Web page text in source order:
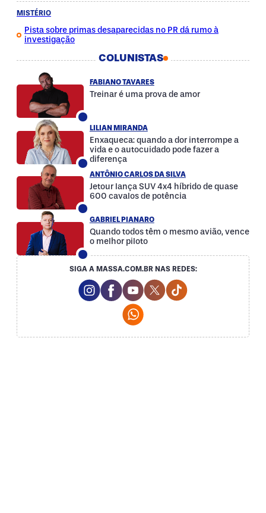
MISTÉRIO
Pista sobre primas desaparecidas no PR dá rumo à
investigação
COLUNISTAS
FABIANO TAVARES
Treinar é uma prova de amor
LILIAN MIRANDA
Enxaqueca: quando a dor interrompe a
vida e o autocuidado pode fazer a
diferença
ANTÔNIO CARLOS DA SILVA
Jetour lança SUV 4x4 híbrido de quase
600 cavalos de potência
GABRIEL PIANARO
Quando todos têm o mesmo avião, vence
o melhor piloto
SIGA A MASSA.COM.BR NAS REDES:
Instagram Social Media
Facebook Social Media
Youtube Social Media
Twitter Social Media
Tiktok Social